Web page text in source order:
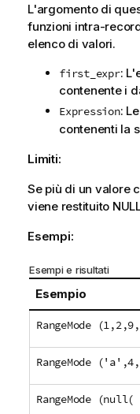
L'argomento di
funzioni intra-
elenco di valori.
first_expr:
contenente i
Expression:
contenenti la
Limiti:
Se più di un valore
viene restituito
Esempi:
Esempi e risultati
Esempio
RangeMode
RangeMode
RangeMode